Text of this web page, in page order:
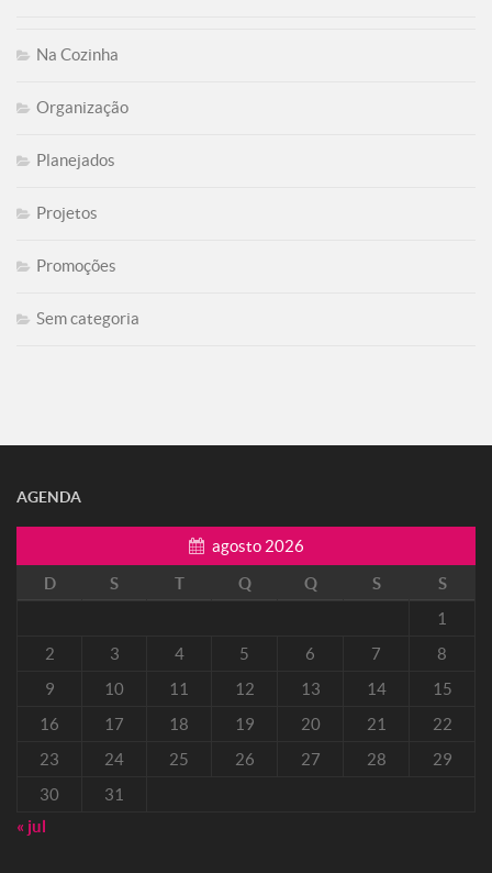
Na Cozinha
Organização
Planejados
Projetos
Promoções
Sem categoria
AGENDA
agosto 2026
D
S T Q Q S
S
1
2
3 4 5 6 7
8
9
10 11 12 13 14
15
16
17 18 19 20 21
22
23
24 25 26 27 28
29
30
31
« jul